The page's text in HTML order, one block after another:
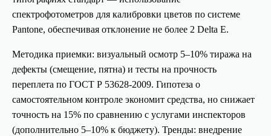
спектрофотометров для калибровки цветов по системе
Pantone, обеспечивая отклонение не более 2 Delta E.
Методика приемки: визуальный осмотр 5–10% тиража на
дефекты (смещение, пятна) и тесты на прочность
переплета по ГОСТ Р 53628-2009. Гипотеза о
самостоятельном контроле экономит средства, но снижает
точность на 15% по сравнению с услугами инспекторов
(дополнительно 5–10% к бюджету). Тренды: внедрение